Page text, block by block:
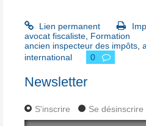
Lien permanent
avocat fiscaliste Formation
ancien inspecteur des impôts
international
0
Newsletter
S'inscrire Se désinscrire